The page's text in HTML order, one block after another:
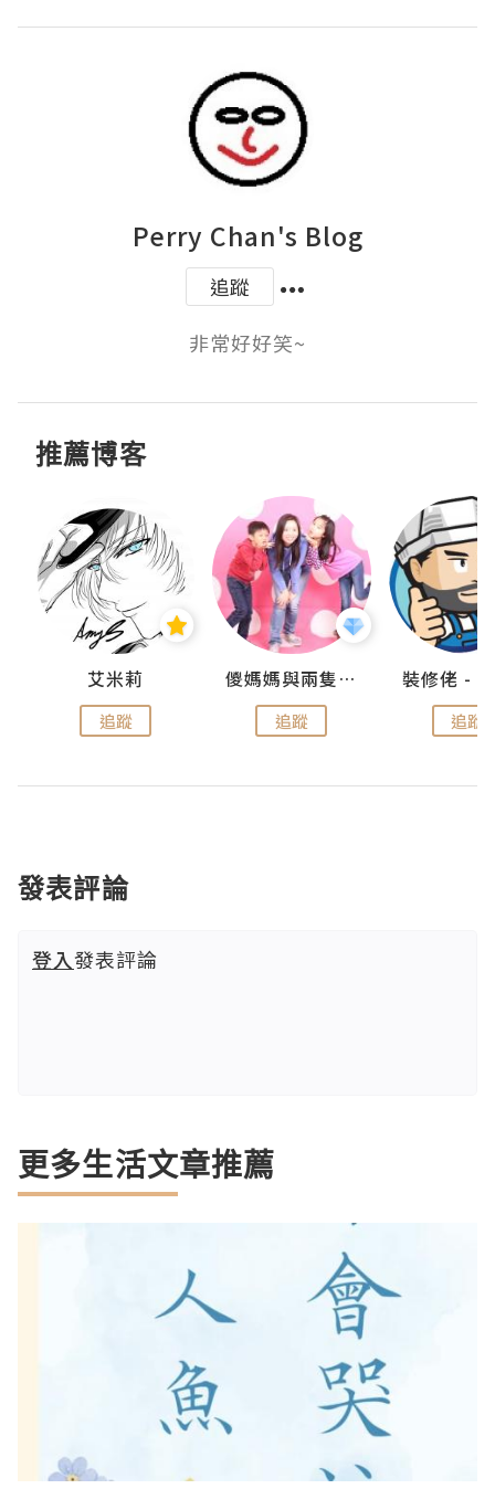
Perry Chan's Blog
追蹤
非常好好笑~
推薦博客
艾米莉
追蹤
儍媽媽與兩隻小魔怪之家
追蹤 追蹤
發表評論
登入發表評論
更多生活文章推薦